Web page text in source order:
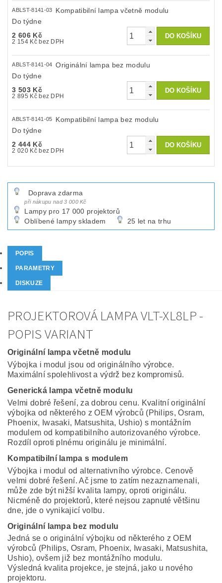
ABLST-8141-03
Kompatibilní lampa včetně modulu
Do týdne
2 606 Kč
2 154 Kč bez DPH
ABLST-8141-04
Originální lampa bez modulu
Do týdne
3 503 Kč
2 895 Kč bez DPH
ABLST-8141-05
Kompatibilní lampa bez modulu
Do týdne
2 444 Kč
2 020 Kč bez DPH
Doprava zdarma
při nákupu nad 3 000 Kč
Lampy pro 17 000 projektorů
Oblíbené lampy skladem
25 let na trhu
POPIS
PARAMETRY
DISKUZE
PROJEKTOROVÁ LAMPA VLT-XL8LP -
POPIS VARIANT
Originální lampa včetně modulu
Výbojka i modul jsou od originálního výrobce.
Maximální spolehlivost a výdrž bez kompromisů.
Generická lampa včetně modulu
Velmi dobré řešení, za dobrou cenu. Kvalitní originální
výbojka od některého z OEM výrobců (Philips, Osram,
Phoenix, Iwasaki, Matsushita, Ushio) s montážním
modulem od kompatibilního autorizovaného výrobce.
Rozdíl oproti plnému originálu je minimální.
Kompatibilní lampa s modulem
Výbojka i modul od alternativního výrobce. Cenově
velmi dobré řešení. Ač jsme to zatím nezaznamenali,
může zde být nižší kvalita lampy, oproti originálu.
Nicméně do projektorů, které nejsou zapnuté většinu
dne, jde o vynikajicí volbu.
Originální lampa bez modulu
Jedná se o originální výbojku od některého z OEM
výrobců (Philips, Osram, Phoenix, Iwasaki, Matsushita,
Ushio), ovšem již bez montážního modulu.
Výsledná kvalita projekce, je stejná, jako u nového
projektoru.